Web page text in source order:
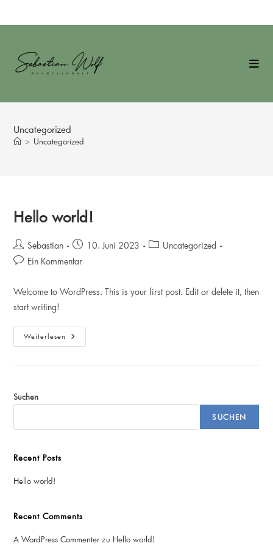
Inhalt
Uncategorized
> Uncategorized
Hello world!
Beitrags-
Autor:
Sebastian
Beitrag
veröffentlicht:
10. Juni 2023
Beitrags-Uncategorized
Beitrags-Ein Kommentar
Welcome to WordPress. This is your first post. Edit or delete it, then
start writing!
Weiterlesen Hello
World!
Suchen
SUCHEN
Recent Posts
Hello world!
Recent Comments
A WordPress Commenterzu Hello world!